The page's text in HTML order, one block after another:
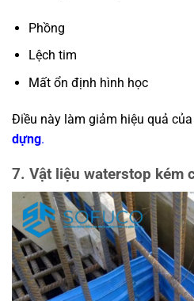
Phồng
Lệch tim
Mất ổn định hình học
Điều này làm giảm hiệu quả
dựng.
7. Vật liệu waterstop kém